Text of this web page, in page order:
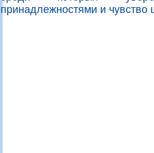
принадлежностями и чувство